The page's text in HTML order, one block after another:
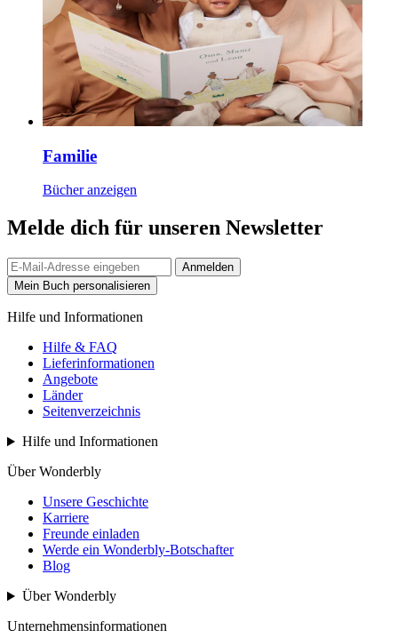
Familie
Bücher anzeigen
Melde dich für unseren Newsletter
Anmelden
Mein Buch personalisieren
Hilfe und Informationen
Hilfe & FAQ
Lieferinformationen
Angebote
Länder
Seitenverzeichnis
Hilfe und Informationen
Über Wonderbly
Unsere Geschichte
Karriere
Freunde einladen
Werde ein Wonderbly-Botschafter
Blog
Über Wonderbly
Unternehmensinformationen